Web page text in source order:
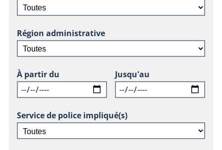
Région administrative
À partir du Jusqu'au
Service de police impliqué(s)